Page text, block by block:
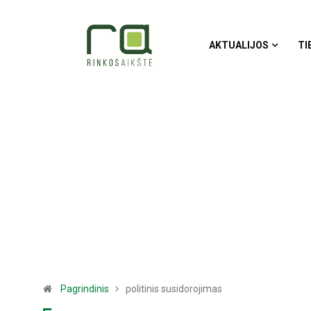
AKTUALIJOS
Pagrindinis politinis susidorojimas